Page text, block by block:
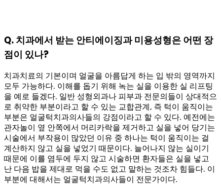
Q. 치과에서 받는 안티에이징과 미용성형은 어떤 장
점이 있나?
치과치료의 기본이며 얼굴을 아름답게 하는 입 밖의 영역까지
모두 가능하다. 이해를 돕기 위해 녹는 실을 이용한 실 리프팅
을 예로 들겠다. 일반 성형외과나 피부과 전문의들이 상대적으
로 취약한 부분이라고 할 수 있는 교합관계, 즉 턱이 움직이는
부분은 얼굴턱치과의사들의 강점이라고 할 수 있다. 예전에는
관자놀이 옆 안쪽에서 머리카락을 제거하고 실을 넣어 당기는
시술에서 부작용이 많았던 이유 중 하나는 턱이 움직이는 걸
계산하지 않고 실을 넣었기 때문이다. 늘어나지 않는 실이기
때문에 이를 염두에 두지 않고 시술하면 환자들은 실을 넣고
난 다음 밥을 제대로 먹을 수도 없고 말하는 것조차 힘들다. 이
부분에 대해서는 얼굴턱치과의사들이 전문가이다.